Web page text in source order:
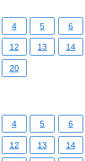
4 5 6
12 13 14
20
4 5 6
12 13 14